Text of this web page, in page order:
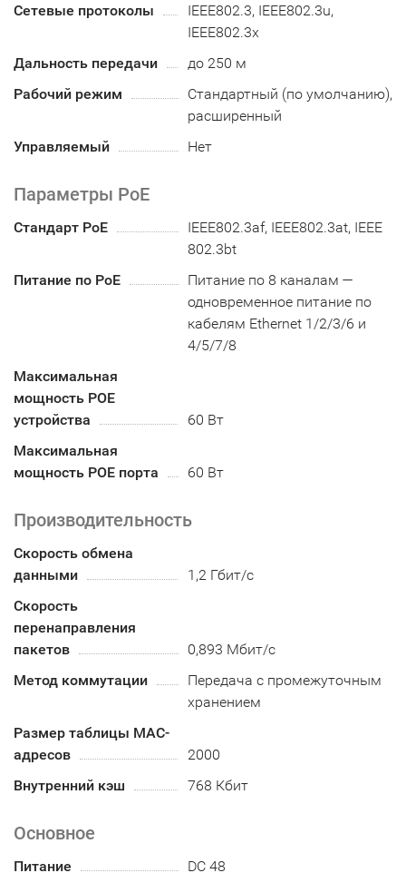
Сетевые протоколы
IEEE802.3, IEEE802.3u,
IEEE802.3x
Дальность передачи
до 250 м
Рабочий режим
Стандартный (по умолчанию),
расширенный
Управляемый
Нет
Параметры PoE
Стандарт PoE
IEEE802.3af, IEEE802.3at, IEEE
802.3bt
Питание по PoE
Питание по 8 каналам —
одновременное питание по
кабелям Ethernet 1/2/3/6 и
4/5/7/8
Максимальная
мощность POE
устройства
60 Вт
Максимальная
мощность POE порта
60 Вт
Производительность
Скорость обмена
данными
1,2 Гбит/с
Скорость
перенаправления
пакетов
0,893 Мбит/с
Метод коммутации
Передача с промежуточным
хранением
Размер таблицы MAC-
адресов
2000
Внутренний кэш
768 Кбит
Основное
Питание DC 48